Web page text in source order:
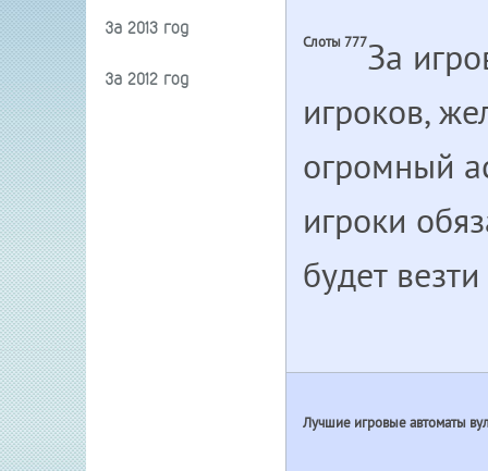
За 2013 год
За 2012 год
Слоты 777За
игроков,
огромный
игроки
будет
Лучшие игровые автоматы